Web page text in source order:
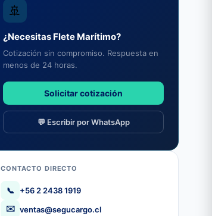
🚢
¿Necesitas Flete Marítimo?
Cotización sin compromiso. Respuesta en
menos de 24 horas.
Solicitar cotización
💬 Escribir por WhatsApp
CONTACTO DIRECTO
📞
+56 2 2438 1919
✉️ ventas@segucargo.cl